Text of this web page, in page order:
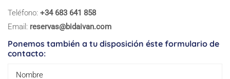
Teléfono: +34 683 641 858
Email: reservas@bidaivan.com
Ponemos también a tu disposición éste formulario de
contacto: